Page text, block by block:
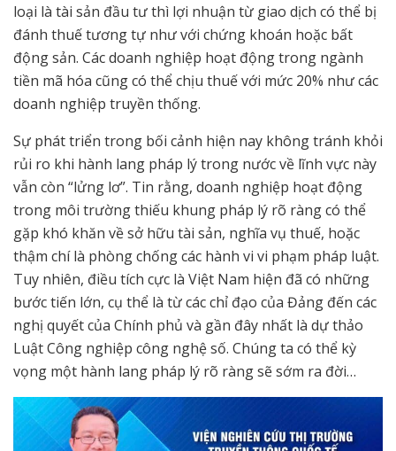
loại là tài sản đầu tư thì lợi nhuận từ giao dịch có thể bị
đánh thuế tương tự như với chứng khoán hoặc bất
động sản. Các doanh nghiệp hoạt động trong ngành
tiền mã hóa cũng có thể chịu thuế với mức 20% như các
doanh nghiệp truyền thống.
Sự phát triển trong bối cảnh hiện nay không tránh khỏi
rủi ro khi hành lang pháp lý trong nước về lĩnh vực này
vẫn còn “lửng lơ”. Tin rằng, doanh nghiệp hoạt động
trong môi trường thiếu khung pháp lý rõ ràng có thể
gặp khó khăn về sở hữu tài sản, nghĩa vụ thuế, hoặc
thậm chí là phòng chống các hành vi vi phạm pháp luật.
Tuy nhiên, điều tích cực là Việt Nam hiện đã có những
bước tiến lớn, cụ thể là từ các chỉ đạo của Đảng đến các
nghị quyết của Chính phủ và gần đây nhất là dự thảo
Luật Công nghiệp công nghệ số. Chúng ta có thể kỳ
vọng một hành lang pháp lý rõ ràng sẽ sớm ra đời…